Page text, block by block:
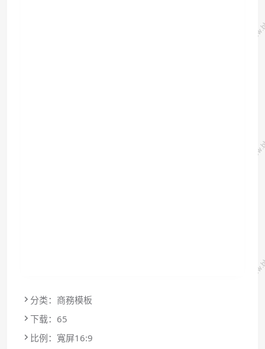
分类：商務模板
下载：65
比例：寬屏16:9